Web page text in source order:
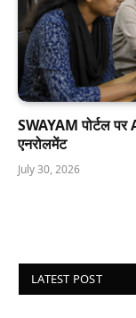
SWAYAM पोर्टल पर
एनरोलमेंट
July 30, 2026
LATEST POST